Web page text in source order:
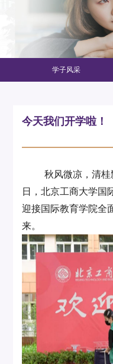
学子风采
今天我们开学啦！
秋风微凉，清桂
日，北京工商大学国
迎接国际教育学院全
来。